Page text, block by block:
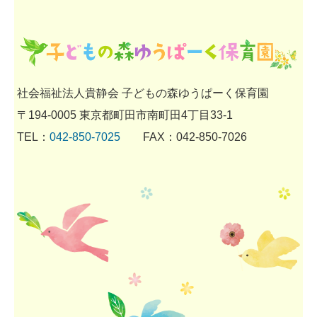
社会福祉法人貴静会 子どもの森ゆうぱーく保育園
〒194-0005 東京都町田市南町田4丁目33‐1
TEL：042-850-7025 FAX：042‐850‐7026